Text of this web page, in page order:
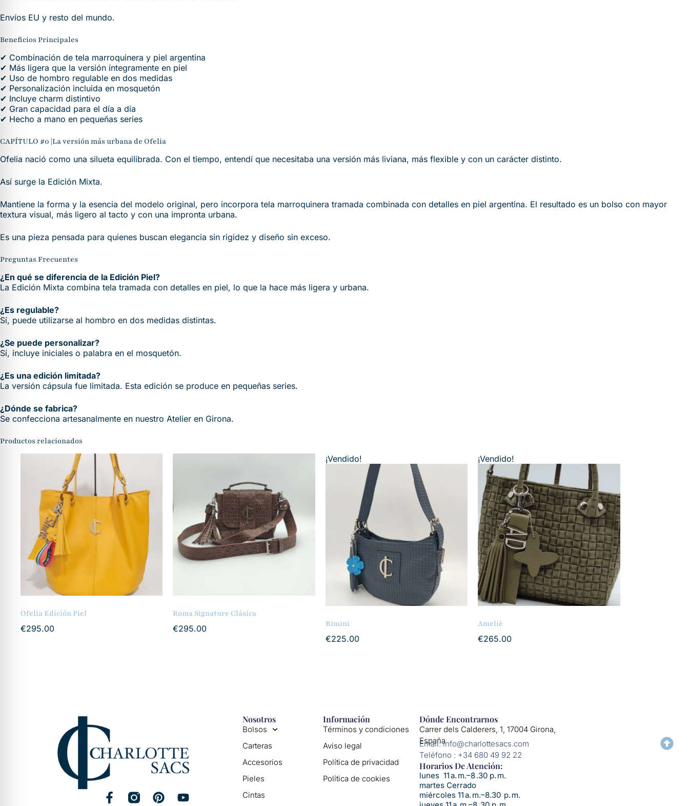
Envíos EU y resto del mundo.
Beneficios Principales
✔ Combinación de tela marroquinera y piel argentina
✔ Más ligera que la versión íntegramente en piel
✔ Uso de hombro regulable en dos medidas
✔ Personalización incluida en mosquetón
✔ Incluye charm distintivo
✔ Gran capacidad para el día a día
✔ Hecho a mano en pequeñas series
CAPÍTULO #0 |La versión más urbana de Ofelia
Ofelia nació como una silueta equilibrada. Con el tiempo, entendí que necesitaba una versión más liviana, más flexible y con un carácter distinto.
Así surge la Edición Mixta.
Mantiene la forma y la esencia del modelo original, pero incorpora tela marroquinera tramada combinada con detalles en piel argentina. El resultado es un bolso con mayor
textura visual, más ligero al tacto y con una impronta urbana.
Es una pieza pensada para quienes buscan elegancia sin rigidez y diseño sin exceso.
Preguntas Frecuentes
¿En qué se diferencia de la Edición Piel?
La Edición Mixta combina tela tramada con detalles en piel, lo que la hace más ligera y urbana.
¿Es regulable?
Sí, puede utilizarse al hombro en dos medidas distintas.
¿Se puede personalizar?
Sí, incluye iniciales o palabra en el mosquetón.
¿Es una edición limitada?
La versión cápsula fue limitada. Esta edición se produce en pequeñas series.
¿Dónde se fabrica?
Se confecciona artesanalmente en nuestro Atelier en Girona.
Productos relacionados
Ofelia Edición Piel
€295.00
Roma Signature Clásica
€295.00
¡Vendido!
Rimini
€225.00
¡Vendido!
Ameliè
€265.00
Nosotros
Bolsos
Carteras
Accesorios
Pieles
Cintas
Información
Términos y condiciones
Aviso legal
Política de privacidad
Política de cookies
Dónde Encontrarnos
Carrer dels Calderers, 1, 17004 Girona,
España
Email: info@charlottesacs.com
Teléfono : +34 680 49 92 22
Horarios De Atención:​
lunes 11 a. m.–8 .30 p. m.
martes Cerrado
miércoles 11 a. m.–8.30 p. m.